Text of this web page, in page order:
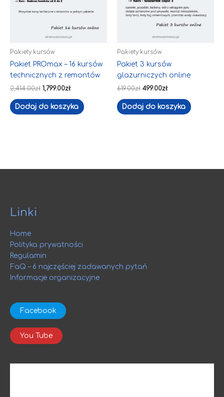
Pakiety kursów
Pakiet PROmax – 16 kursów
technicznych z remontów
2,414.00zł 1,799.00zł
Dodaj do koszyka
Pakiety kursów
Pakiet 3 kursów
glazurniczych online
619.00zł 499.00zł
Dodaj do koszyka
Linki
Home
Polityka prywatności
Regulamin
FaQ – 6 najczęściej zadawanych pytań
Informacje organizacyjne
Facebook
You Tube